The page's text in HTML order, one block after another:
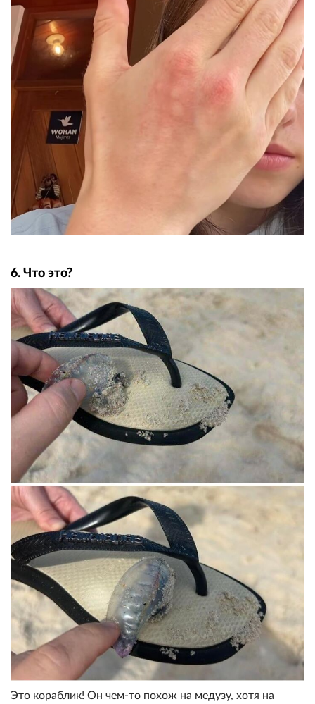
6. Что это?
Это кораблик! Он чем-то похож на медузу, хотя на